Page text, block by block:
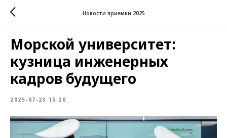
Новости приемки 2025
Морской университет:
кузница инженерных
кадров будущего
2025-07-23 15:20